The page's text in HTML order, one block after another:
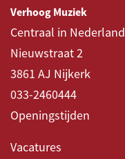
Verhoog Muziek
Centraal in Nederland
Nieuwstraat 2
3861 AJ Nijkerk
033-2460444
Openingstijden
Vacatures